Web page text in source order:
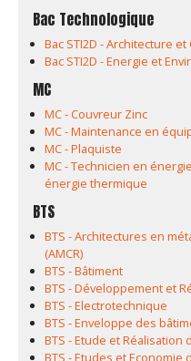
Bac Technologique
Bac STI2D - Architecture
Bac STI2D - Energie et
MC
MC - Couvreur Zinc
MC - Maintenance en
MC - Plaquiste
MC - Technicien en
énergie thermique
BTS
BTS - Architectures en
(AMCR)
BTS - Bâtiment
BTS - Développement et
BTS - Electrotechnique
BTS - Enveloppe des
BTS - Etude et Réalisation
BTS - Etudes et Economie